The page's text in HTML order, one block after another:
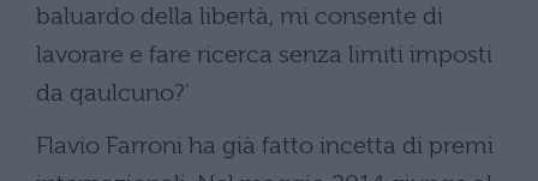
baluardo della libertà, mi consente di
lavorare e fare ricerca senza limiti imposti
da qaulcuno?'
Flavio Farroni ha già fatto incetta di premi